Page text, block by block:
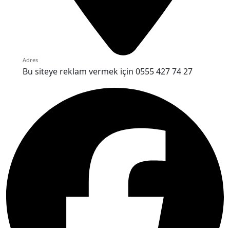
Adres
Bu siteye reklam vermek için 0555 427 74 27